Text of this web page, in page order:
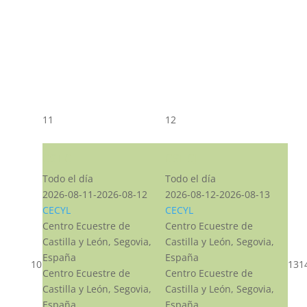
10
11
Todo el día
2026-08-11-2026-08-12
CECYL
Centro Ecuestre de
Castilla y León, Segovia,
España
Centro Ecuestre de
Castilla y León, Segovia,
12
Todo el día
2026-08-12-2026-08-13
CECYL
Centro Ecuestre de
Castilla y León, Segovia,
España
Centro Ecuestre de
Castilla y León, Segovia,
13